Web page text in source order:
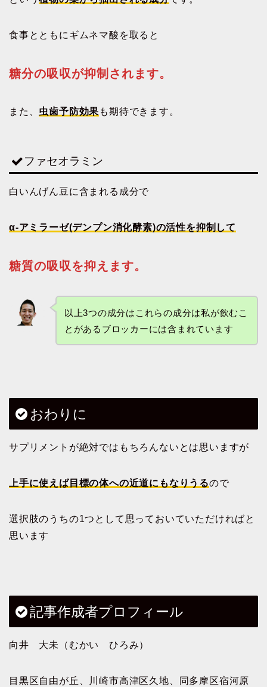
食事とともにギムネマ酸を取ると
糖分の吸収が抑制されます。
また、 虫歯予防効果 も期待できます。
ファセオラミン
白いんげん豆に含まれる成分で
α-アミラーゼ(デンプン消化酵素)の活性を抑制して
糖質の吸収を抑えます。
以上3つの成分はこれらの成分は私が飲むこ
とがあるブロッカーには含まれています
おわりに
サプリメントが絶対ではもちろんないとは思いますが
上手に使えば目標の体への近道にもなりうるので
選択肢のうちの1つとして思っておいていただければと
思います
記事作成者プロフィール
向井 大未（むかい ひろみ）
目黒区自由が丘、川崎市高津区久地、同多摩区宿河原